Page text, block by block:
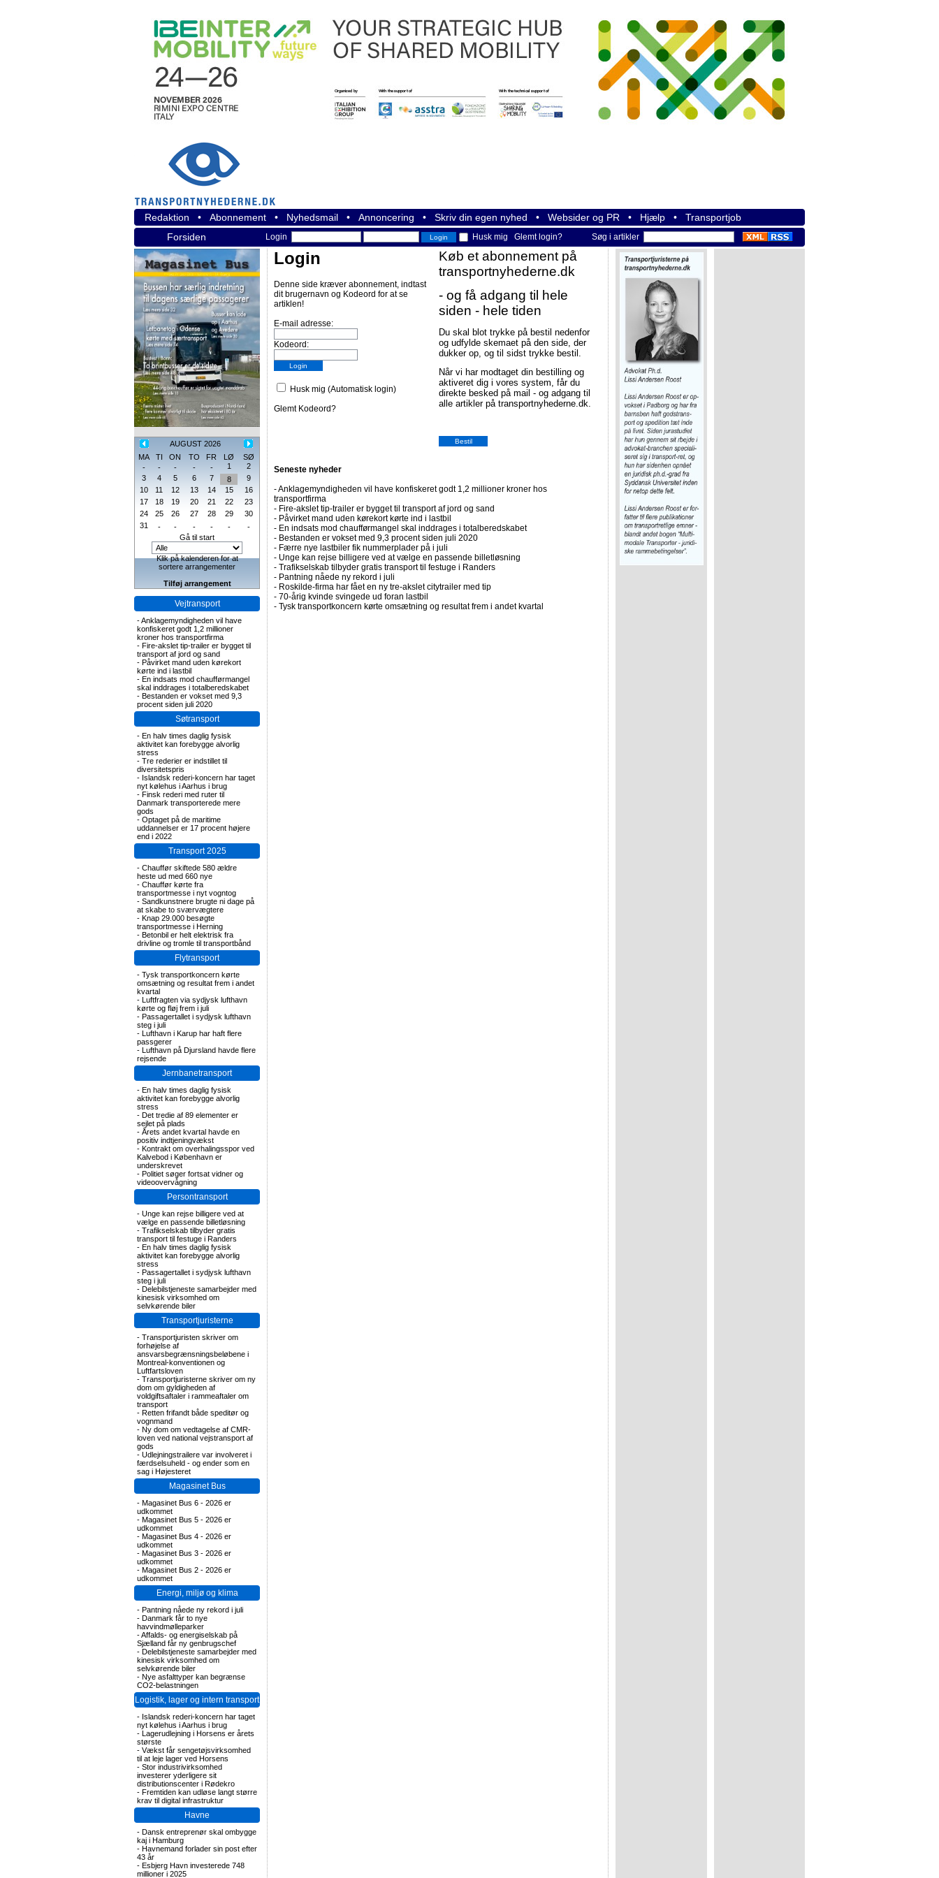
Redaktion • Abonnement • Nyhedsmail • Annoncering • Skriv din egen nyhed • Websider og PR • Hjælp • Transportjob
Forsiden
Login Husk mig Glemt login? Søg i artikler
AUGUST 2026
MA
TI ON TO FR LØ
SØ
-
- - - - 1
2
3
4 5 6 7 8
9
10
11 12 13 14 15
16
17
18 19 20 21 22
23
24
25 26 27 28 29
30
31
- - - - -
-
Gå til start
Klik på kalenderen for at
sortere arrangementer
Tilføj arrangement
Vejtransport
-Anklagemyndigheden vil have
konfiskeret godt 1,2 millioner
kroner hos transportfirma
- Fire-akslet tip-trailer er bygget til
transport af jord og sand
- Påvirket mand uden kørekort
kørte ind i lastbil
- En indsats mod chaufførmangel
skal inddrages i totalberedskabet
- Bestanden er vokset med 9,3
procent siden juli 2020
Søtransport
- En halv times daglig fysisk
aktivitet kan forebygge alvorlig
stress
- Tre rederier er indstillet til
diversitetspris
- Islandsk rederi-koncern har taget
nyt kølehus i Aarhus i brug
- Finsk rederi med ruter til
Danmark transporterede mere
gods
- Optaget på de maritime
uddannelser er 17 procent højere
end i 2022
Transport 2025
- Chauffør skiftede 580 ældre
heste ud med 660 nye
- Chauffør kørte fra
transportmesse i nyt vogntog
- Sandkunstnere brugte ni dage på
at skabe to sværvægtere
- Knap 29.000 besøgte
transportmesse i Herning
- Betonbil er helt elektrisk fra
drivline og tromle til transportbånd
Flytransport
- Tysk transportkoncern kørte
omsætning og resultat frem i andet
kvartal
- Luftfragten via sydjysk lufthavn
kørte og fløj frem i juli
- Passagertallet i sydjysk lufthavn
steg i juli
- Lufthavn i Karup har haft flere
passgerer
- Lufthavn på Djursland havde flere
rejsende
Jernbanetransport
- En halv times daglig fysisk
aktivitet kan forebygge alvorlig
stress
- Det tredie af 89 elementer er
sejlet på plads
- Årets andet kvartal havde en
positiv indtjeningvækst
- Kontrakt om overhalingsspor ved
Kalvebod i København er
underskrevet
- Politiet søger fortsat vidner og
videoovervågning
Persontransport
- Unge kan rejse billigere ved at
vælge en passende billetløsning
- Trafikselskab tilbyder gratis
transport til festuge i Randers
- En halv times daglig fysisk
aktivitet kan forebygge alvorlig
stress
- Passagertallet i sydjysk lufthavn
steg i juli
- Delebilstjeneste samarbejder med
kinesisk virksomhed om
selvkørende biler
Transportjuristerne
- Transportjuristen skriver om
forhøjelse af
ansvarsbegrænsningsbeløbene i
Montreal-konventionen og
Luftfartsloven
- Transportjuristerne skriver om ny
dom om gyldigheden af
voldgiftsaftaler i rammeaftaler om
transport
- Retten frifandt både speditør og
vognmand
- Ny dom om vedtagelse af CMR-
loven ved national vejstransport af
gods
- Udlejningstrailere var involveret i
færdselsuheld - og ender som en
sag i Højesteret
Magasinet Bus
- Magasinet Bus 6 - 2026 er
udkommet
- Magasinet Bus 5 - 2026 er
udkommet
- Magasinet Bus 4 - 2026 er
udkommet
- Magasinet Bus 3 - 2026 er
udkommet
- Magasinet Bus 2 - 2026 er
udkommet
Energi, miljø og klima
- Pantning nåede ny rekord i juli
- Danmark får to nye
havvindmølleparker
-Affalds- og energiselskab på
Sjælland får ny genbrugschef
- Delebilstjeneste samarbejder med
kinesisk virksomhed om
selvkørende biler
- Nye asfalttyper kan begrænse
CO2-belastningen
Logistik, lager og intern transport
- Islandsk rederi-koncern har taget
nyt kølehus i Aarhus i brug
- Lagerudlejning i Horsens er årets
største
- Vækst får sengetøjsvirksomhed
til at leje lager ved Horsens
- Stor industrivirksomhed
investerer yderligere sit
distributionscenter i Rødekro
- Fremtiden kan udløse langt større
krav til digital infrastruktur
Havne
- Dansk entreprenør skal ombygge
kaj i Hamburg
- Havnemand forlader sin post efter
43 år
- Esbjerg Havn investerede 748
millioner i 2025
Login
Denne side kræver abonnement, indtast
dit brugernavn og Kodeord for at se
artiklen!
E-mail adresse:
Kodeord:
Husk mig (Automatisk login)
Glemt Kodeord?
Køb et abonnement på
transportnyhederne.dk
- og få adgang til hele
siden - hele tiden
Du skal blot trykke på bestil nedenfor
og udfylde skemaet på den side, der
dukker op, og til sidst trykke bestil.
Når vi har modtaget din bestilling og
aktiveret dig i vores system, får du
direkte besked på mail - og adgang til
alle artikler på transportnyhederne.dk.
Seneste nyheder
-Anklagemyndigheden vil have konfiskeret godt 1,2 millioner kroner hos
transportfirma
- Fire-akslet tip-trailer er bygget til transport af jord og sand
- Påvirket mand uden kørekort kørte ind i lastbil
- En indsats mod chaufførmangel skal inddrages i totalberedskabet
- Bestanden er vokset med 9,3 procent siden juli 2020
- Færre nye lastbiler fik nummerplader på i juli
- Unge kan rejse billigere ved at vælge en passende billetløsning
- Trafikselskab tilbyder gratis transport til festuge i Randers
- Pantning nåede ny rekord i juli
- Roskilde-firma har fået en ny tre-akslet citytrailer med tip
- 70-årig kvinde svingede ud foran lastbil
- Tysk transportkoncern kørte omsætning og resultat frem i andet kvartal